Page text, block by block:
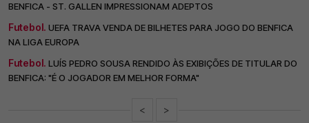
BENFICA - ST. GALLEN IMPRESSIONAM ADEPTOS
Futebol. UEFA TRAVA VENDA DE BILHETES PARA JOGO DO BENFICA
NA LIGA EUROPA
Futebol. LUÍS PEDRO SOUSA RENDIDO ÀS EXIBIÇÕES DE TITULAR DO
BENFICA: "É O JOGADOR EM MELHOR FORMA"
< >